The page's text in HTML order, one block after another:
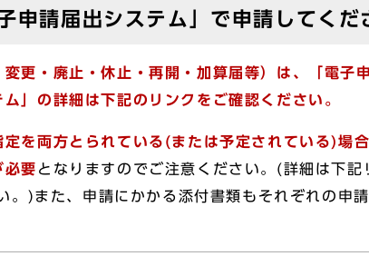
申請届出システム」で申請してくだ
更・廃止・休止・再開・加算届等）は、「電子
ム」の詳細は下記のリンクをご確認ください。
を両方とられている(または予定されている)場合
必要 となりますのでご注意ください。(詳細は下
)また、申請にかかる添付書類もそれぞれの申